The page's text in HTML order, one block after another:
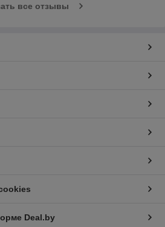
все отзывы
Deal.by